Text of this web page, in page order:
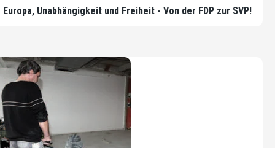
Europa, Unabhängigkeit und Freiheit - Von der FDP zur SVP!